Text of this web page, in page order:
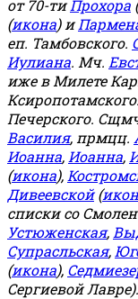
от 70-тиПрохора (
(икона) и
еп. Тамбовского.
Иулиана. Мч.
иже в Милете
Печерского.
Василия, прмцц.
Иоанна, Иоанна,
(икона),
Дивеевской(
списки со
Устюженская,
Супрасльская,
(икона),
Сергиевой Лавре).